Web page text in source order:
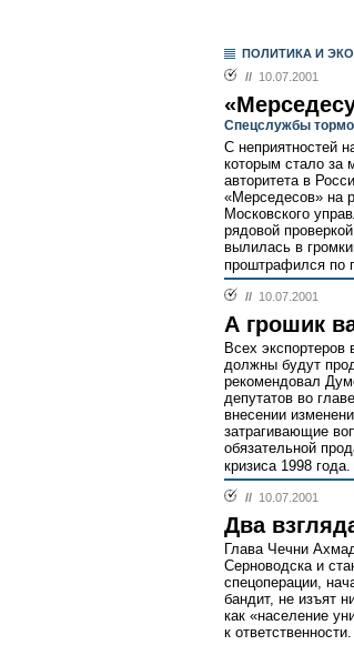
ПОЛИТИКА И
// 10.07.2001
Спецслужбы
С неприятностей
которым стало за
авторитета в
«Мерседесов» на
Московского
рядовой
вылилась в
проштрафился по
// 10.07.2001
А грошик
Всех
должны будут
рекомендовал
депутатов во
внесении
затрагивающие
обязательной
кризиса 1998 года.
// 10.07.2001
Два
Глава Чечни
Серноводска и
спецоперации,
бандит, не изъят
как «население
к